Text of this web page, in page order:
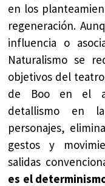
en los
regeneración.
influencia o
Naturalismo se
objetivos del
de Boo en el
detallismo en
personajes,
gestos y
salidas
es el